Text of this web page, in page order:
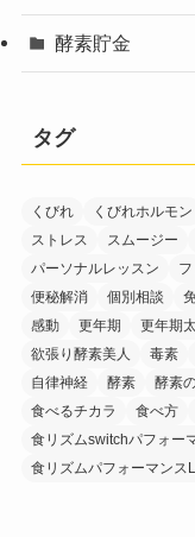
酵素貯金
タグ
くびれ くびれホルモン
ストレス
スムージー
パーソナルレッスン
便秘解消
個別相談
感動
更年期 更年期
欲張り酵素美人
毒素
自律神経
酵素 酵素
食べるチカラ
食べ方
食リズムswitchパフォー
食リズムパフォーマンス